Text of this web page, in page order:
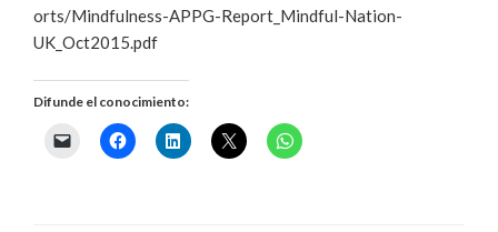
orts/Mindfulness-APPG-Report_Mindful-Nation-
UK_Oct2015.pdf
Difunde el conocimiento: